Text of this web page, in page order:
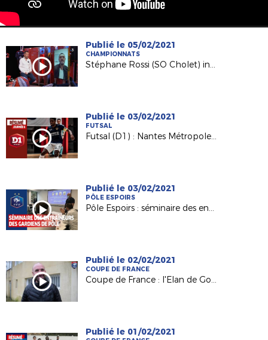
Publié le 05/02/2021
CHAMPIONNATS
Stéphane Rossi (SO Cholet) invité de France 3 PDL
Publié le 03/02/2021
FUTSAL
Futsal (D1) : Nantes Métropole - Toulon EF (5-4)
Publié le 03/02/2021
PÔLE ESPOIRS
Pôle Espoirs : séminaire des entraîneurs des gardiens de but à Clairefontaine
Publié le 02/02/2021
COUPE DE FRANCE
Coupe de France : l'Elan de Gorges (R2) de Loïc Tainguy vers le 7e tour !
Publié le 01/02/2021